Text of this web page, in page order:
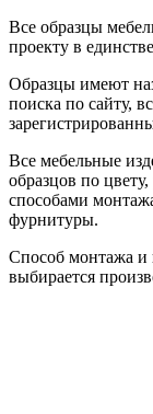
Все образцы
проекту в
Образцы имеют
поиска по сайту,
Все мебельные
образцов по
способами
фурнитуры.
Способ монтажа и
выбирается